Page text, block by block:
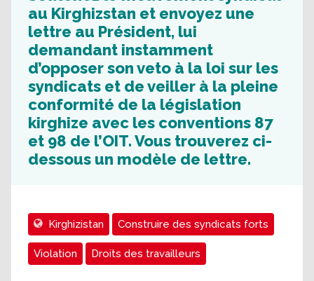
au Kirghizstan et envoyez une
lettre au Président, lui
demandant instamment
d’opposer son veto à la loi sur les
syndicats et de veiller à la pleine
conformité de la législation
kirghize avec les conventions 87
et 98 de l’OIT. Vous trouverez ci-
dessous un modèle de lettre.
Kirghizistan Construire des syndicats forts
Violation Droits des travailleurs